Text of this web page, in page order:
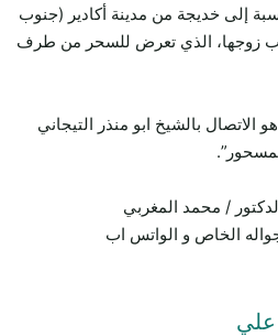
إلى خديجة من مدينة أكادير (جنوب
زوجها، الذي تعرض للسحر من طرف
الاتصال بالشيخ ابو منذر التيجاني
/ محمد المغربي
الخاص و الواتس اب
علي